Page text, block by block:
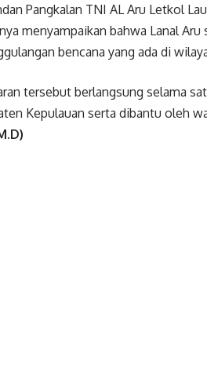
Pangkalan TNI AL Aru Letkol
menyampaikan bahwa Lanal
bencana yang ada di
tersebut berlangsung selama
Kepulauan serta dibantu oleh